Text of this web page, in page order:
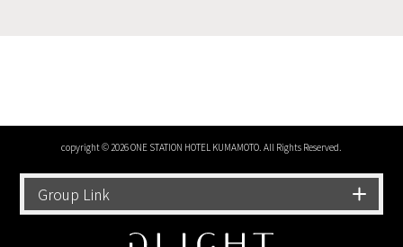
copyright © 2026 ONE STATION HOTEL KUMAMOTO. All Rights Reserved.
Group Link